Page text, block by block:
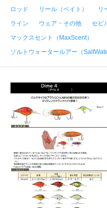
ロッド リール（ベイト） リ
ライン
ウェア・その他 セビ
マックスセント（MaxScent）
ソルトウォータールアー（